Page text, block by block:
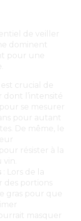
de veiller
dominent
pour une
est crucial de
l’intensité
se mesurer
pour autant
De même, le
résister à la
: Lors de la
des portions
gras pour que
masquer